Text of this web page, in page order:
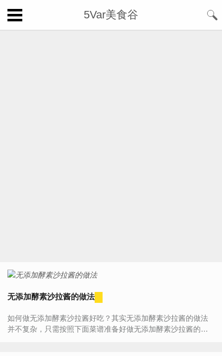
5Var美食谷
无添加酵素沙拉酱的做法
如何做无添加酵素沙拉酱好吃？其实无添加酵素沙拉酱的做法
并不复杂，只需按照下面菜谱准备好做无添加酵素沙拉酱的材